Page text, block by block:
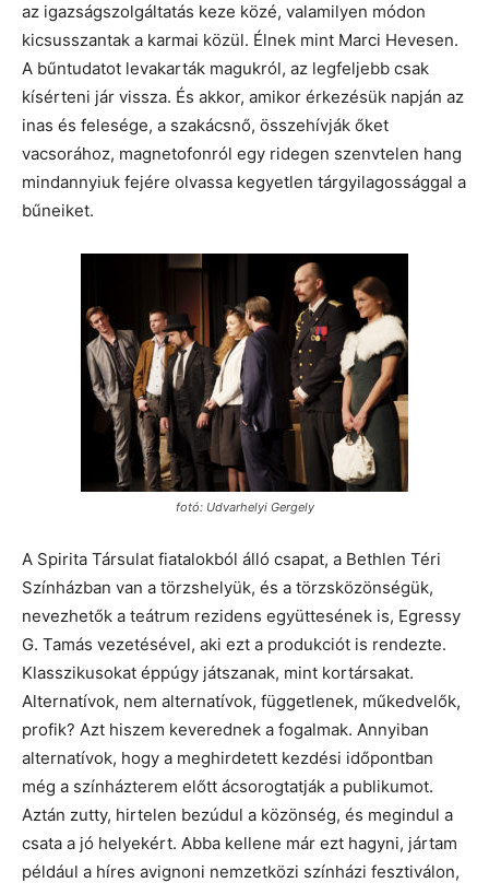
az igazságszolgáltatás keze közé, valamilyen módon
kicsusszantak a karmai közül. Élnek mint Marci Hevesen.
A bűntudatot levakarták magukról, az legfeljebb csak
kísérteni jár vissza. És akkor, amikor érkezésük napján az
inas és felesége, a szakácsnő, összehívják őket
vacsorához, magnetofonról egy ridegen szenvtelen hang
mindannyiuk fejére olvassa kegyetlen tárgyilagossággal a
bűneiket.
fotó: Udvarhelyi Gergely
A Spirita Társulat fiatalokból álló csapat, a Bethlen Téri
Színházban van a törzshelyük, és a törzsközönségük,
nevezhetők a teátrum rezidens együttesének is, Egressy
G. Tamás vezetésével, aki ezt a produkciót is rendezte.
Klasszikusokat éppúgy játszanak, mint kortársakat.
Alternatívok, nem alternatívok, függetlenek, műkedvelők,
profik? Azt hiszem keverednek a fogalmak. Annyiban
alternatívok, hogy a meghirdetett kezdési időpontban
még a színházterem előtt ácsorogtatják a publikumot.
Aztán zutty, hirtelen bezúdul a közönség, és megindul a
csata a jó helyekért. Abba kellene már ezt hagyni, jártam
például a híres avignoni nemzetközi színházi fesztiválon,